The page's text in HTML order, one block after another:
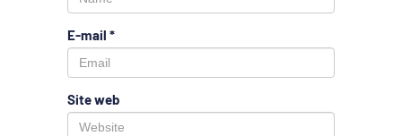
E-mail *
Site web